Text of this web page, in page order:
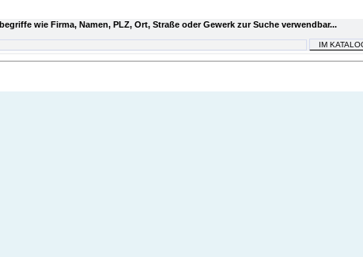
wie Firma, Namen, PLZ, Ort, Straße oder Gewerk zur Suche verwendbar...